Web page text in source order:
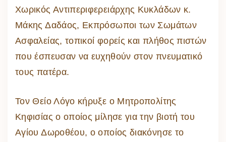
Χωρικός Αντιπεριφερειάρχης Κυκλάδων κ.
Μάκης Δαδάος, Εκπρόσωποι των Σωμάτων
Ασφαλείας, τοπικοί φορείς και πλήθος πιστών
που έσπευσαν να ευχηθούν στον πνευματικό
τους πατέρα.
Τον Θείο Λόγο κήρυξε ο Μητροπολίτης
Κηφισίας ο οποίος μίλησε για την βιοτή του
Αγίου Δωροθέου, ο οποίος διακόνησε το